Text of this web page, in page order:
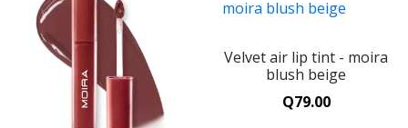
Velvet air lip tint - moira
blush beige
Q79.00
Extensión de cabello clip In
Q
+ ADD